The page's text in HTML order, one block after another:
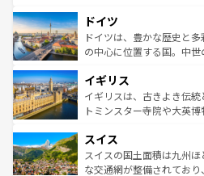
せる。地方によって風土や
ンテンツ一覧を参照してほ
で、幅広い魅力が詰まって
聖堂、美しいビーチ、そ
から魅了する。また、フ
いる。シャンパンの発祥地
香り高いラベンダー畑な
らに、パリ以外の地域に
れる地方に足を運ぶとそれ
きるだろう。 なお
を参照してほしい。
ドイツ
ドイツは、豊かな歴史と
の中心に位置する国。中
顔を持つこの国は、どこを
ルリンの文化的活気、バ
してライン川沿いのワイ
は、お酒好きな人にはぜひ体験し
ドイツ情報はコンテンツ一
イギリス
イギリスは、古きよき伝
トミンスター寺院や大英
リアごとに異なる魅力があ
ティー、ビール好きには
戦など、本場だからこそ
スイス
スイスの国土面積は九州
な交通網が整備されてお